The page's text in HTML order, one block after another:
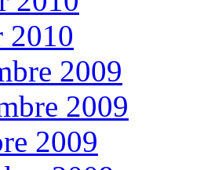
2010
2009
2009
2009